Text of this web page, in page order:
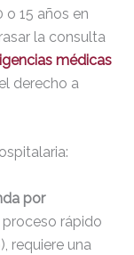
o 15 años en
la consulta
médicas
derecho a
por
rápido
requiere una